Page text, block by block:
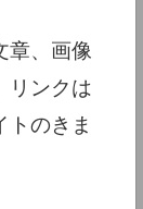
章、画像
リンクは
トのきま